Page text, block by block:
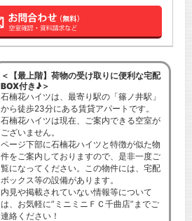
＜【最上階】荷物の受け取りに便利な宅配
BOX付き♪＞
石楠花ハイツは、最寄り駅の「篠ノ井駅」
から徒歩23分にある賃貸アパートです。
石楠花ハイツは現在、ご案内できる空室が
ございません。
ページ下部に石楠花ハイツと特徴が似た物
件をご案内しておりますので、是非一度ご
覧になってください。この物件には、宅配
ボックス等の設備があります。
内見や掲載されていない情報等について
は、お気軽に”ミニミニＦＣ千曲店”までご
連絡ください！